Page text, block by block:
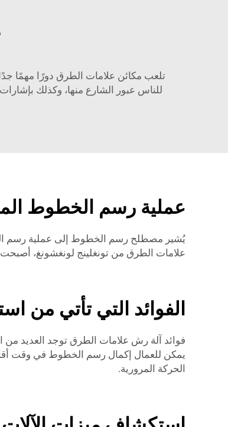
تلعب مكائن علامات الطرق دورًا مهمًا
للناس عبور الشارع منها، وكذلك
عملية رسم الخطوط
يُشير مصطلح رسم الخطوط إلى عملية رسم
علامات الطرق من تونغلينج لونغشونغ،
الفوائد التي تأتي من
فوائد آلة رش علامات الطرق توجد العديد من
يمكن للعمال إكمال رسم الخطوط في وقت أقل
الحركة المرورية.